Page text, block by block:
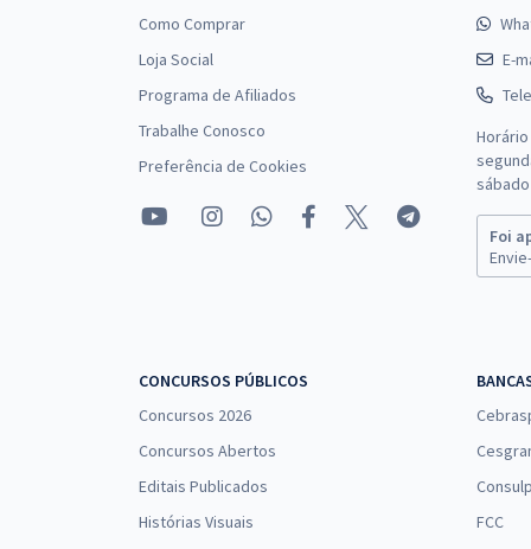
Como Comprar
Loja Social
Programa de Afiliados
Trabalhe Conosco
Preferência de Cookies
E-
sábado
Foi
CONCURSOS PÚBLICOS
Concursos 2026
Concursos Abertos
Editais Publicados
Histórias Visuais
FCC